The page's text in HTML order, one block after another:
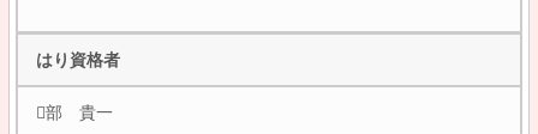
はり資格者
部 貴一